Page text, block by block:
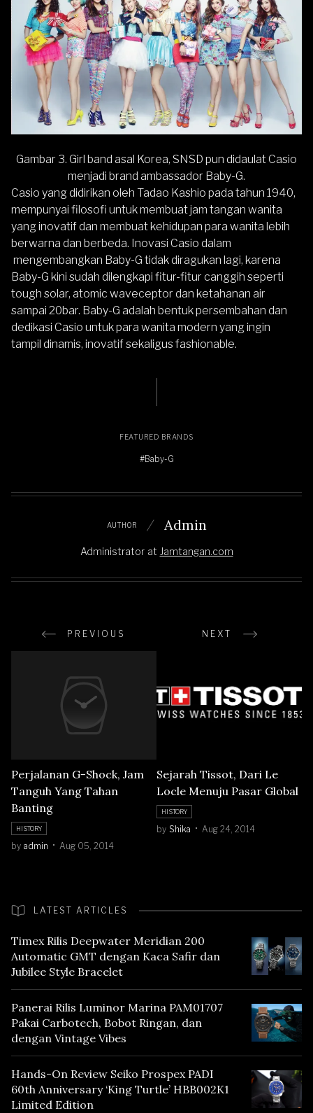
Gambar 3. Girl band asal Korea, SNSD pun didaulat Casio
menjadi brand ambassador Baby-G.
Casio yang didirikan oleh Tadao Kashio pada tahun 1940,
mempunyai filosofi untuk membuat jam tangan wanita
yang inovatif dan membuat kehidupan para wanita lebih
berwarna dan berbeda. Inovasi Casio dalam
mengembangkan Baby-G tidak diragukan lagi, karena
Baby-G kini sudah dilengkapi fitur-fitur canggih seperti
tough solar, atomic waveceptor dan ketahanan air
sampai 20bar. Baby-G adalah bentuk persembahan dan
dedikasi Casio untuk para wanita modern yang ingin
tampil dinamis, inovatif sekaligus fashionable.
FEATURED BRANDS
#Baby-G
AUTHOR Admin
Administrator at Jamtangan.com
PREVIOUS NEXT
Perjalanan G-Shock, Jam
Tanguh Yang Tahan
Banting
HISTORY
by admin Aug 05, 2014
Sejarah Tissot, Dari Le
Locle Menuju Pasar Global
HISTORY
by Shika Aug 24, 2014
LATEST ARTICLES
Timex Rilis Deepwater Meridian 200
Automatic GMT dengan Kaca Safir dan
Jubilee Style Bracelet
Panerai Rilis Luminor Marina PAM01707
Pakai Carbotech, Bobot Ringan, dan
dengan Vintage Vibes
Hands-On Review Seiko Prospex PADI
60th Anniversary ‘King Turtle’ HBB002K1
Limited Edition